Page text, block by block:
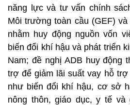
năng lực và tư vấn chính
Môi trường toàn cầu (GEF)
nhằm huy động nguồn vốn
biến đổi khí hậu và phát triển
Nam; đề nghị ADB huy động
trợ để giảm lãi suất vay hỗ
như biến đổi khí hậu, cơ sở
nông thôn, giáo dục, y tế và